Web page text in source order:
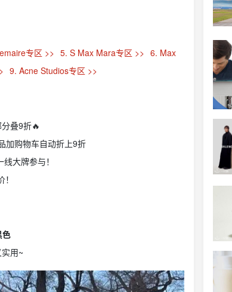
专区 >> 5. S Max Mara专区 >> 6. Max
9. Acne Studios专区 >>
叠9折🔥
加购物车自动折上9折
大牌参与！
用~